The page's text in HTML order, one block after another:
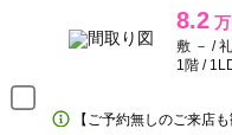
8.2
敷 － /
1階 /
【ご予約無しのご来店